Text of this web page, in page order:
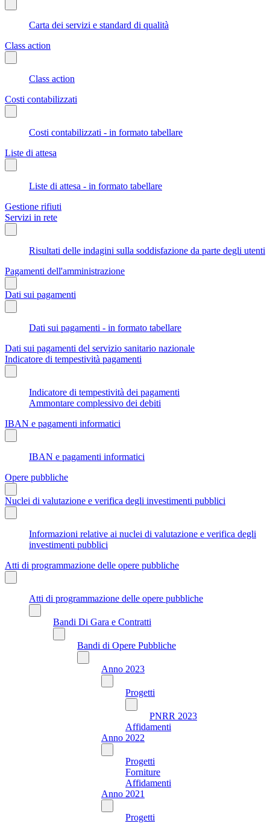
Carta dei servizi e standard di qualità
Class action
Class action
Costi contabilizzati
Costi contabilizzati - in formato tabellare
Liste di attesa
Liste di attesa - in formato tabellare
Gestione rifiuti
Servizi in rete
Risultati delle indagini sulla soddisfazione da parte degli utenti
Pagamenti dell'amministrazione
Dati sui pagamenti
Dati sui pagamenti - in formato tabellare
Dati sui pagamenti del servizio sanitario nazionale
Indicatore di tempestività pagamenti
Indicatore di tempestività dei pagamenti
Ammontare complessivo dei debiti
IBAN e pagamenti informatici
IBAN e pagamenti informatici
Opere pubbliche
Nuclei di valutazione e verifica degli investimenti pubblici
Informazioni relative ai nuclei di valutazione e verifica degli
investimenti pubblici
Atti di programmazione delle opere pubbliche
Atti di programmazione delle opere pubbliche
Bandi Di Gara e Contratti
Bandi di Opere Pubbliche
Anno 2023
Progetti
PNRR 2023
Affidamenti
Anno 2022
Progetti
Forniture
Affidamenti
Anno 2021
Progetti